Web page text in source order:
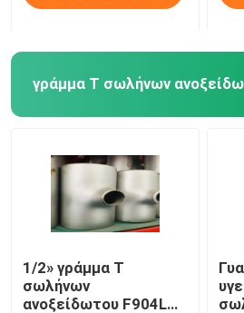
Τοποθέτηση σωληνώσεων
τυφλή φλάντζα ανοξείδωτου
Φλάντζα λαιμών συγκόλλησης
γράμμα Τ σωλήνων
1/2» γράμμα Τ
σωλήνων
ανοξείδωτου F904L